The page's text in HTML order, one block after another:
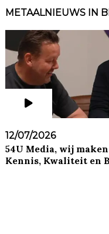
METAALNIEUWS IN
12/07/2026
54U Media, wij
Kennis, Kwaliteit en